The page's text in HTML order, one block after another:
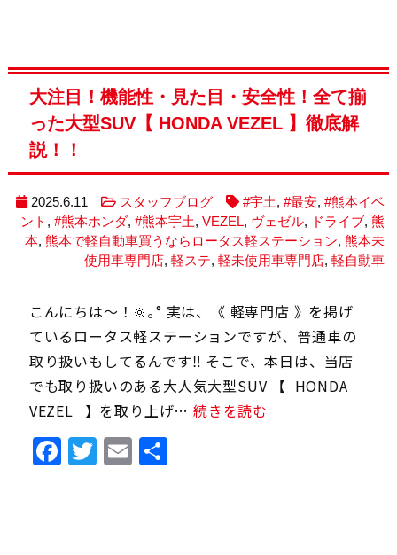
大注目！機能性・見た目・安全性！全て揃
った大型SUV【 HONDA VEZEL 】徹底解
説！！
2025.6.11 スタッフブログ #宇土,#最安,#熊本イベ
ント ,#熊本ホンダ,#熊本宇土,VEZEL, ヴェゼル, ドライブ,熊
本,熊本で軽自動車買うならロータス軽ステーション,熊本未
使用車専門店,軽ステ,軽未使用車専門店,軽自動車
こんにちは〜！🔆｡° 実は、《 軽専門店 》を掲げ
ているロータス軽ステーションですが、普通車の
取り扱いもしてるんです‼️ そこで、本日は、当店
でも取り扱いのある大人気大型SUV 【 HONDA
VEZEL⠀】を取り上げ…続きを読む
Facebook
TwitterEmail